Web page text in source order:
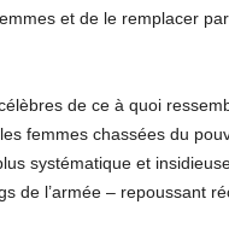
et de le remplacer
de ce à quoi
femmes chassées du
systématique et
de l’armée – repoussant